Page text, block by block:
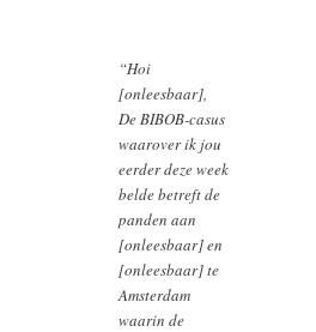
“Hoi
[onleesbaar],
De BIBOB-casus
waarover ik jou
eerder deze week
belde betreft de
panden aan
[onleesbaar] en
[onleesbaar] te
Amsterdam
waarin de